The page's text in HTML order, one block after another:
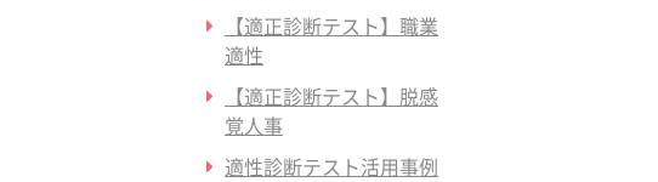
【適正診断テスト】職業
適性
【適正診断テスト】脱感
覚人事
適性診断テスト活用事例